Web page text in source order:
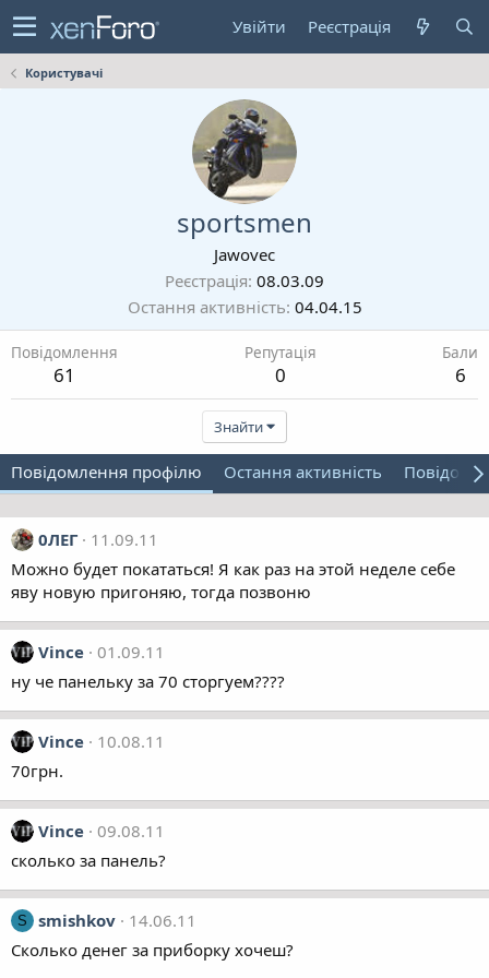
Увійти Реєстрація
Користувачі
sportsmen
Jawovec
Реєстрація 08.03.09
Остання активність 04.04.15
Повідомлення
61
Репутація
0
Бали
6
Знайти
Повідомлення профілю Остання активність
0ЛЕГ
11.09.11
Можно будет покататься! Я как раз на этой неделе себе
яву новую пригоняю, тогда позвоню
Vince 01.09.11
ну че панельку за 70 сторгуем????
Vince
10.08.11
70грн.
Vince 09.08.11
сколько за панель?
S smishkov
14.06.11
Сколько денег за приборку хочеш?